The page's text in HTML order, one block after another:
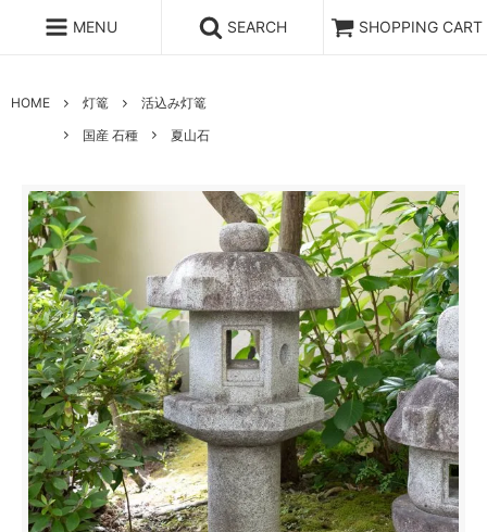
MENU SEARCH SHOPPING CART
HOME 灯篭
活込み灯篭
国産 石種
夏山石